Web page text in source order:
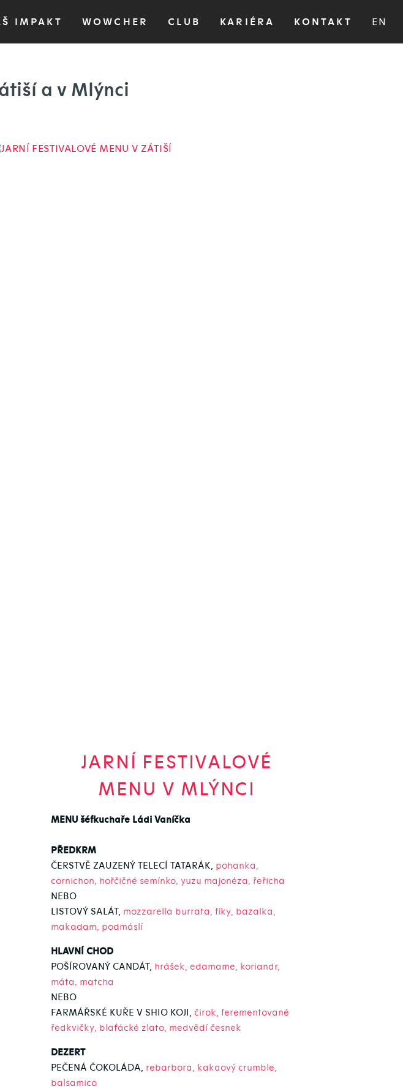
IMPAKT WOWCHER CLUB KARIÉRA KONTAKT EN
a v Mlýnci
JARNÍ FESTIVALOVÉ
MENU V MLÝNCI
MENU šéfkuchaře Ládi Vaníčka
PŘEDKRM
ČERSTVĚ ZAUZENÝ TELECÍ TATARÁK, pohanka,
cornichon, hořčičné semínko, yuzu majonéza, řeřicha
NEBO
LISTOVÝ SALÁT, mozzarella burrata, fíky, bazalka,
makadam, podmáslí
HLAVNÍ CHOD
POŠÍROVANÝ CANDÁT, hrášek, edamame, koriandr,
máta, matcha
NEBO
FARMÁŘSKÉ KUŘE V SHIO KOJI, čirok, ferementované
ředkvičky, blaťácké zlato, medvědí česnek
DEZERT
PEČENÁ ČOKOLÁDA, rebarbora, kakaový crumble,
balsamico